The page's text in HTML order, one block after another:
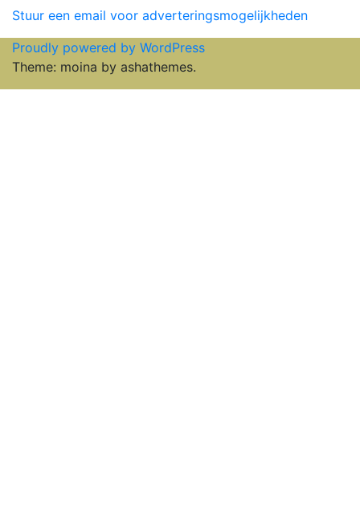
Stuur een email voor adverteringsmogelijkheden
Proudly powered by WordPress
Theme: moina by ashathemes.